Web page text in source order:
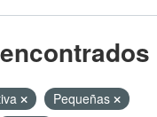
Pequeñas